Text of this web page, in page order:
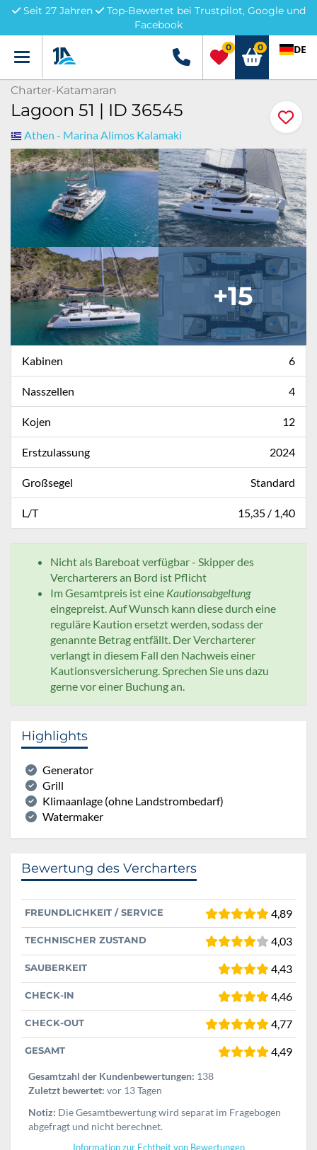
Seit 27 Jahren
Top-Bewertet bei Trustpilot, Google und
Facebook
Menü +49 5741 3222690
0 0 DE
Charter-Katamaran
Lagoon 51 | ID 36545
Athen - Marina Alimos Kalamaki
+15
Kabinen 6
Nasszellen 4
Kojen 12
Erstzulassung 2024
Großsegel Standard
L/T 15,35 / 1,40
Nicht als Bareboat verfügbar - Skipper des
Vercharterers an Bord ist Pflicht
Im Gesamtpreis ist eine Kautionsabgeltung
eingepreist. Auf Wunsch kann diese durch eine
reguläre Kaution ersetzt werden, sodass der
genannte Betrag entfällt. Der Vercharterer
verlangt in diesem Fall den Nachweis einer
Kautionsversicherung. Sprechen Sie uns dazu
gerne vor einer Buchung an.
Highlights
Generator
Grill
Klimaanlage (ohne Landstrombedarf)
Watermaker
Bewertung des Vercharters
FREUNDLICHKEIT / SERVICE 4,89
TECHNISCHER ZUSTAND 4,03
SAUBERKEIT 4,43
CHECK-IN 4,46
CHECK-OUT 4,77
GESAMT 4,49
Gesamtzahl der Kundenbewertungen: 138
Zuletzt bewertet: vor 13 Tagen
Notiz: Die Gesamtbewertung wird separat im Fragebogen
abgefragt und nicht berechnet.
Information zur Echtheit von Bewertungen